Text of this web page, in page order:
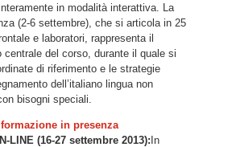
in modalità interattiva. La
(2-6 settembre), che si articola in 25
e laboratori, rappresenta il
centrale del corso, durante il quale si
di riferimento e le strategie
dell’italiano lingua non
bisogni speciali.
in presenza
LINE (16-27 settembre 2013): In